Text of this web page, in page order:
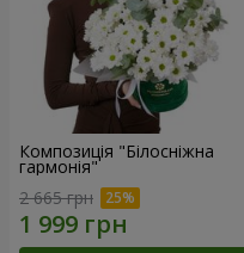
Композиція "Білосніжна
гармонія"
2 665 грн